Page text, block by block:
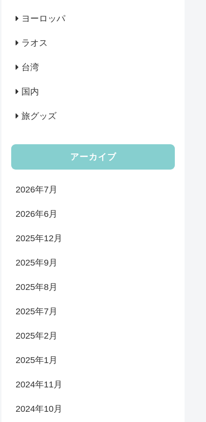
ヨーロッパ
ラオス
台湾
国内
旅グッズ
アーカイブ
2026年7月
2026年6月
2025年12月
2025年9月
2025年8月
2025年7月
2025年2月
2025年1月
2024年11月
2024年10月